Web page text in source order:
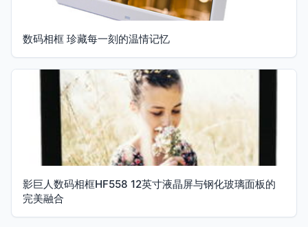
数码相框 珍藏每一刻的温情记忆
影巨人数码相框HF558 12英寸液晶屏与钢化玻璃面板的
完美融合